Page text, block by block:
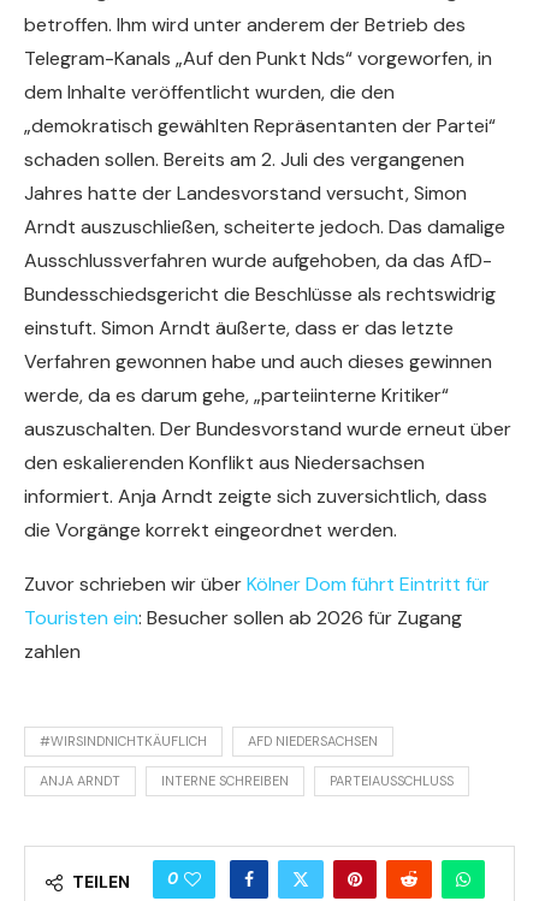
betroffen. Ihm wird unter anderem der Betrieb des
Telegram-Kanals „Auf den Punkt Nds“ vorgeworfen, in
dem Inhalte veröffentlicht wurden, die den
„demokratisch gewählten Repräsentanten der Partei“
schaden sollen. Bereits am 2. Juli des vergangenen
Jahres hatte der Landesvorstand versucht, Simon
Arndt auszuschließen, scheiterte jedoch. Das damalige
Ausschlussverfahren wurde aufgehoben, da das AfD-
Bundesschiedsgericht die Beschlüsse als rechtswidrig
einstuft. Simon Arndt äußerte, dass er das letzte
Verfahren gewonnen habe und auch dieses gewinnen
werde, da es darum gehe, „parteiinterne Kritiker“
auszuschalten. Der Bundesvorstand wurde erneut über
den eskalierenden Konflikt aus Niedersachsen
informiert. Anja Arndt zeigte sich zuversichtlich, dass
die Vorgänge korrekt eingeordnet werden.
Zuvor schrieben wir überKölner Dom führt Eintritt für
Touristen ein: Besucher sollen ab 2026 für Zugang
zahlen
#WIRSINDNICHTKÄUFLICH AFD NIEDERSACHSEN
ANJA ARNDT INTERNE SCHREIBEN PARTEIAUSSCHLUSS
TEILEN 0